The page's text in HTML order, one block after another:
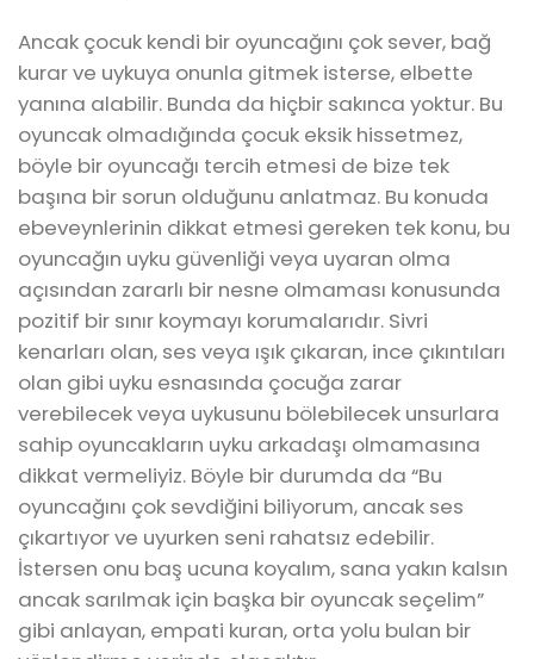
Ancak çocuk kendi bir oyuncağını çok sever, bağ
kurar ve uykuya onunla gitmek isterse, elbette
yanına alabilir. Bunda da hiçbir sakınca yoktur. Bu
oyuncak olmadığında çocuk eksik hissetmez,
böyle bir oyuncağı tercih etmesi de bize tek
başına bir sorun olduğunu anlatmaz. Bu konuda
ebeveynlerinin dikkat etmesi gereken tek konu, bu
oyuncağın uyku güvenliği veya uyaran olma
açısından zararlı bir nesne olmaması konusunda
pozitif bir sınır koymayı korumalarıdır. Sivri
kenarları olan, ses veya ışık çıkaran, ince çıkıntıları
olan gibi uyku esnasında çocuğa zarar
verebilecek veya uykusunu bölebilecek unsurlara
sahip oyuncakların uyku arkadaşı olmamasına
dikkat vermeliyiz. Böyle bir durumda da “Bu
oyuncağını çok sevdiğini biliyorum, ancak ses
çıkartıyor ve uyurken seni rahatsız edebilir.
İstersen onu baş ucuna koyalım, sana yakın kalsın
ancak sarılmak için başka bir oyuncak seçelim”
gibi anlayan, empati kuran, orta yolu bulan bir